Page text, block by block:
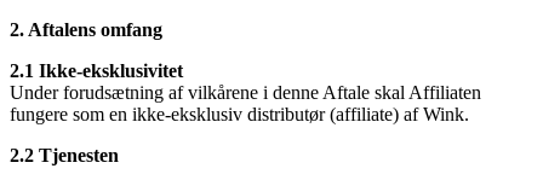
2. Aftalens omfang
2.1 Ikke-eksklusivitet
Under forudsætning af vilkårene i denne Aftale skal Affiliaten
fungere som en ikke-eksklusiv distributør (affiliate) af Wink.
2.2 Tjenesten